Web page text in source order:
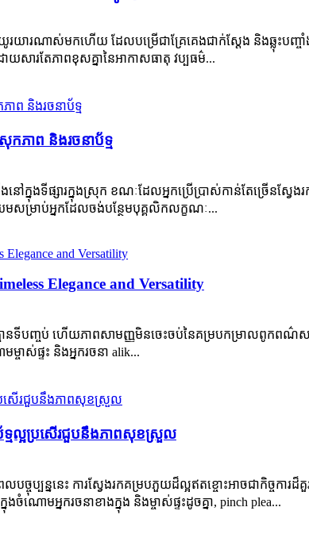
ារណាស់មកហើយ ដែលបម្រើជាគ្រែគេងជាក់ស្តែង និងឆ្លុះបញ្
យសារតែភាពខុសគ្នានៃអាកាសធាតុ វប្បធម៌...
សុកភាព និងរចនាប័ទ្ម
ៅក្នុងទីផ្សារក្នុងស្រុក ខណៈដែលអ្នកប្រើប្រាស់កាន់តែច្រើនស្វែ
ម្រាប់​អ្នក​ដែល​ចង់​បន្ថែម​បុគ្គលិក​លក្ខណៈ...
Elegance and Versatility
ពគ្មានទីបញ្ចប់ ហើយភាពសាមញ្ញមិនចេះចប់នៃគម្របកម្រាលពូ
ាស់ផ្ទះ និងអ្នករចនា alik...
ម​ល្អ​ប្រសើរ​ជួប​នឹង​ភាព​សុខ​ស្រួល​
លបច្ចុប្បន្ននេះ ការស្វែងរកគម្របភួយដ៏ល្អឥតខ្ចោះអាចជាកិច្
ណោមអ្នករចនាខាងក្នុង និងម្ចាស់ផ្ទះដូចគ្នា, pinch plea...